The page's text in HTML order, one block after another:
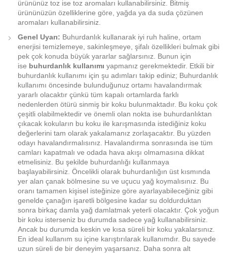
ürününüz toz ise toz aromaları kullanabilirsiniz. Bitmiş
ürününüzün özelliklerine göre, yağda ya da suda çözünen
aromaları kullanabilirsiniz.
Genel Uyarı: Buhurdanlık kullanarak iyi ruh haline, ortam
enerjisi temizlemeye, sakinleşmeye, şifalı özellikleri bulmak gibi
pek çok konuda büyük yararlar sağlarsınız. Bunun için
ise buhurdanlık kullanımı yapmanız gerekmektedir. Etkili bir
buhurdanlık kullanımı için şu adımları takip ediniz; Buhurdanlık
kullanımı öncesinde bulunduğunuz ortamı havalandırmak
yararlı olacaktır çünkü tüm kapalı ortamlarda farklı
nedenlerden ötürü sinmiş bir koku bulunmaktadır. Bu koku çok
çeşitli olabilmektedir ve önemli olan nokta ise buhurdanlıktan
çıkacak kokuların bu koku ile karışmasında istediğiniz koku
değerlerini tam olarak yakalamanız zorlaşacaktır. Bu yüzden
odayı havalandırmalısınız. Havalandırma sonrasında ise tüm
camları kapatmalı ve odada hava akışı olmamasına dikkat
etmelisiniz. Bu şekilde buhurdanlığı kullanmaya
başlayabilirsiniz. Öncelikli olarak buhurdanlığın üst kısmında
yer alan çanak bölmesine su ve uçucu yağ koymalısınız. Bu
oranı tamamen kişisel isteğinize göre ayarlayabileceğiniz gibi
genelde çanağın işaretli bölgesine kadar su doldurduktan
sonra birkaç damla yağ damlatmak yeterli olacaktır. Çok yoğun
bir koku isterseniz bu durumda sadece yağ kullanabilirsiniz.
Ancak bu durumda keskin ve kısa süreli bir koku yakalarsınız.
En ideal kullanım su içine karıştırılarak kullanımdır. Bu sayede
uzun süreli de bir deneyim yaşarsanız. Daha sonra alt